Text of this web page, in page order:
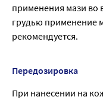
применения мази во
грудью применение
рекомендуется.
Передозировка
При нанесении на